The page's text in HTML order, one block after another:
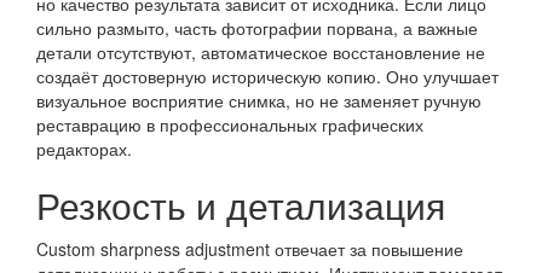
сильно размыто, часть фотографии порвана, а важные
детали отсутствуют, автоматическое восстановление не
создаёт достоверную историческую копию. Оно улучшает
визуальное восприятие снимка, но не заменяет ручную
реставрацию в профессиональных графических
редакторах.
Резкость и детализация
Custom sharpness adjustment отвечает за повышение